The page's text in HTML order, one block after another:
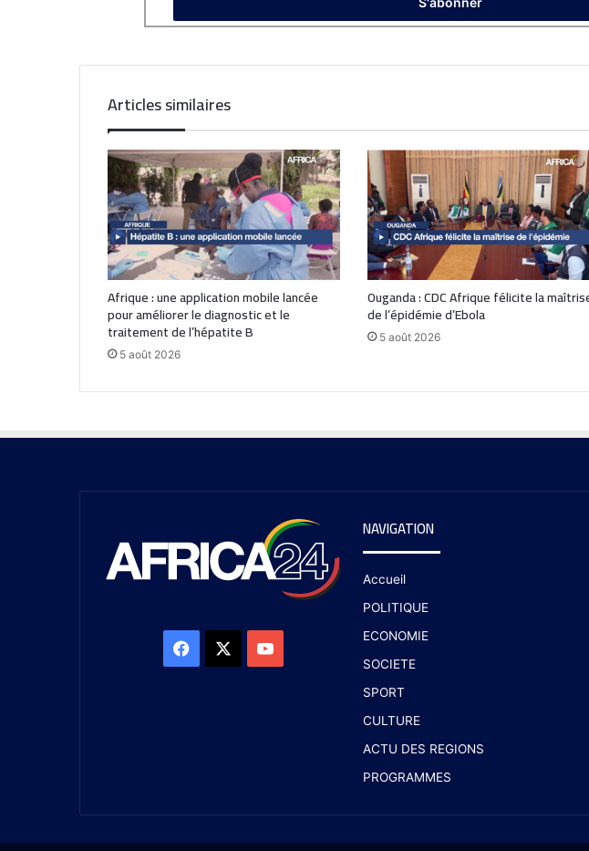
Articles similaires
Afrique : une application mobile lancée
pour améliorer le diagnostic et le
traitement de l’hépatite B
5 août 2026
Ouganda : CDC Afrique félicite la
de l’épidémie d’Ebola
5 août 2026
NAVIGATION
Accueil
POLITIQUE
ECONOMIE
SOCIETE
SPORT
CULTURE
ACTU DES REGIONS
PROGRAMMES